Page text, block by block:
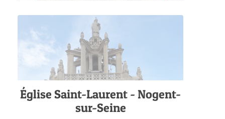
Église Saint-Laurent - Nogent-
sur-Seine